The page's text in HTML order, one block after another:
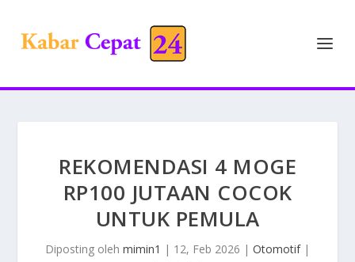
REKOMENDASI 4 MOGE
RP100 JUTAAN COCOK
UNTUK PEMULA
Diposting oleh mimin1 | 12, Feb 2026 | Otomotif|